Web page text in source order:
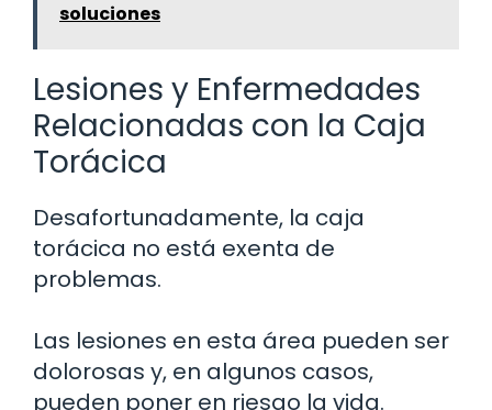
soluciones
Lesiones y Enfermedades
Relacionadas con la Caja
Torácica
Desafortunadamente, la caja
torácica no está exenta de
problemas.
Las lesiones en esta área pueden ser
dolorosas y, en algunos casos,
pueden poner en riesgo la vida.